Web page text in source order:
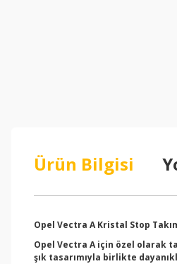
Ürün Bilgisi
Opel Vectra A Kristal Stop
Opel Vectra A için özel olarak
şık tasarımıyla birlikte